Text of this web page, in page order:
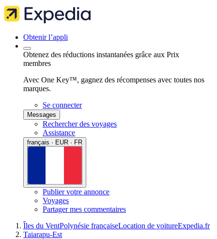
Obtenir l’appli
Obtenez des réductions instantanées grâce aux Prix
membres
Avec One Key™, gagnez des récompenses avec toutes nos
marques.
Se connecter
Messages
Rechercher des voyages
Assistance
français · EUR · FR
Publier votre annonce
Voyages
Partager mes commentaires
Îles du VentPolynésie françaiseLocation de voitureExpedia.fr
Taiarapu-Est